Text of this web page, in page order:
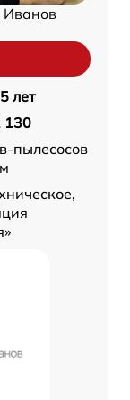
Иванов
5 лет
130
пылесосов